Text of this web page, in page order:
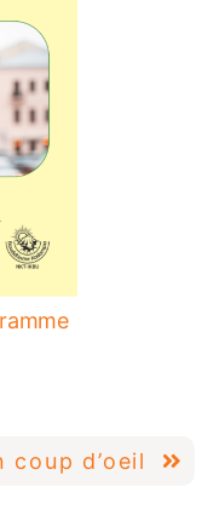
d’oeil